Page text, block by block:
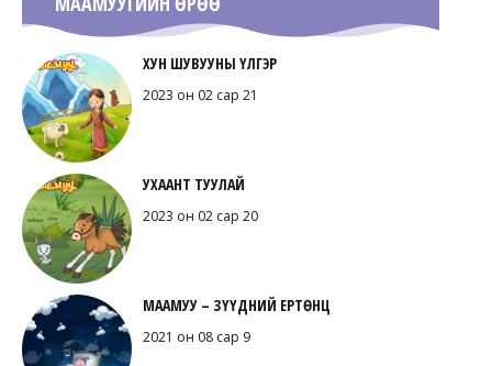
ХУН ШУВУУНЫ ҮЛГЭР
2023 он 02 сар 21
УХААНТ ТУУЛАЙ
2023 он 02 сар 20
МААМУУ – ЗҮҮДНИЙ ЕРТӨНЦ
2021 он 08 сар 9